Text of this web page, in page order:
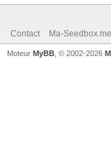
Contact Ma-
Moteur MyBB , © 2002-2026